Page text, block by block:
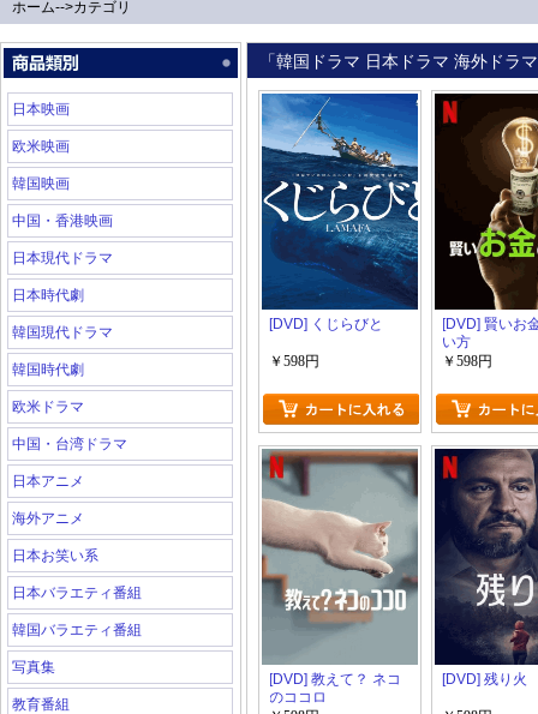
ホーム-->カテゴリ
日本映画
欧米映画
韓国映画
中国・香港映画
日本現代ドラマ
日本時代劇
韓国現代ドラマ
韓国時代劇
欧米ドラマ
中国・台湾ドラマ
日本アニメ
海外アニメ
日本お笑い系
日本バラエティ番組
韓国バラエティ番組
写真集
教育番組
「韓国ドラマ 日本ドラマ 海外ドラ
[DVD] くじらびと
￥598円
[DVD] 賢いお
い方
￥598円
[DVD] 教えて？ ネコ
のココロ
[DVD] 残り火